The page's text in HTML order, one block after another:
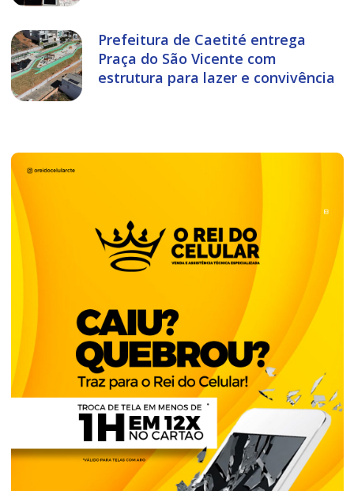
Prefeitura de Caetité entrega
Praça do São Vicente com
estrutura para lazer e convivência